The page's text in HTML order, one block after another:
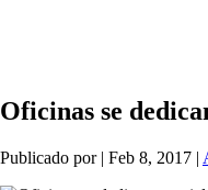
Oficinas se
Publicado por | Feb 8, 2017 |